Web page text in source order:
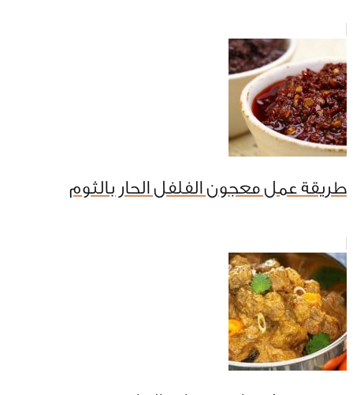
طريقة عمل معجون الفلفل الحار بالثوم